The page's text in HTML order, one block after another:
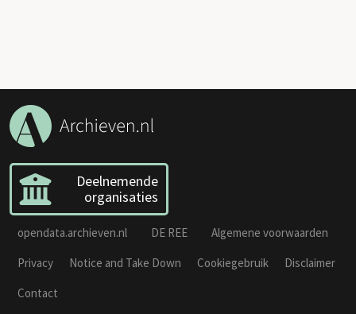
Deelnemende
organisaties
opendata.archieven.nl DE REE
Algemene voorwaarden
Privacy
Notice and Take Down Cookiegebruik
Disclaimer
Contact